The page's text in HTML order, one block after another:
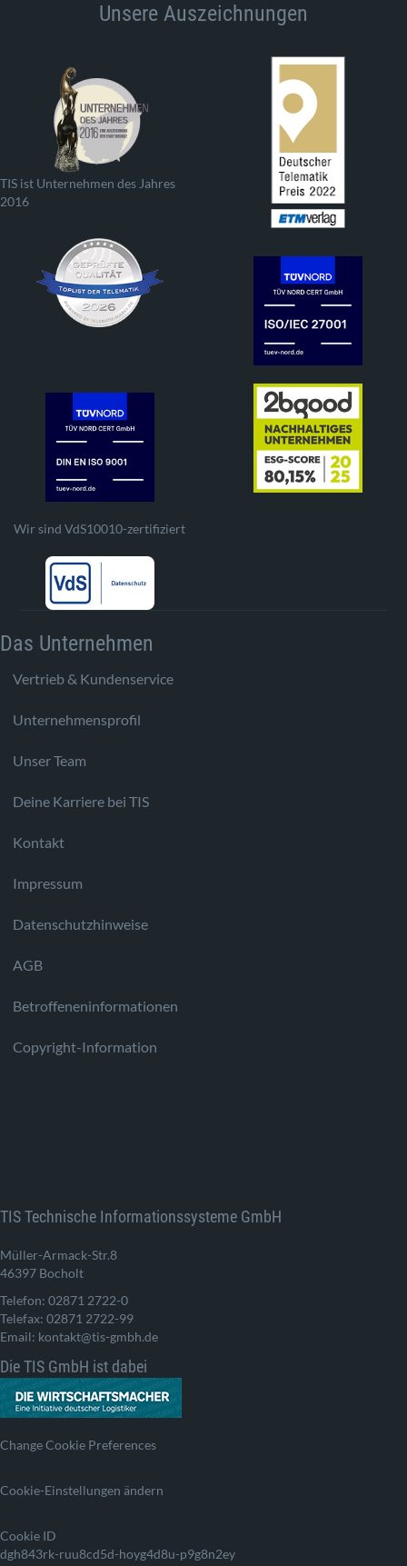
Unsere Auszeichnungen
TIS ist Unternehmen des Jahres
2016
Wir sind VdS10010-zertifiziert
Das Unternehmen
Vertrieb & Kundenservice
Unternehmensprofil
Unser Team
Deine Karriere bei TIS
Kontakt
Impressum
Datenschutzhinweise
AGB
Betroffeneninformationen
Copyright-Information
TIS Technische Informationssysteme GmbH
Müller-Armack-Str.8
46397 Bocholt
Telefon: 02871 2722-0
Telefax: 02871 2722-99
Email: kontakt@tis-gmbh.de
Die TIS GmbH ist dabei
Change Cookie Preferences
Cookie-Einstellungen ändern
Cookie ID
dgh843rk-ruu8cd5d-hoyg4d8u-p9g8n2ey